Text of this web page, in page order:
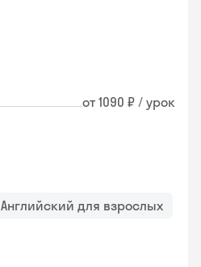
от 1090 ₽ / урок
Английский для взрослых